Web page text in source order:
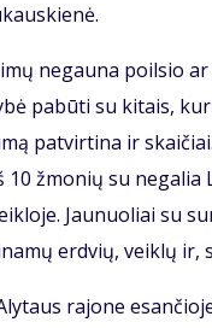
negauna poilsio
pabūti su kitais,
patvirtina ir
10 žmonių su
Jaunuoliai su
erdvių, veiklų ir,
rajone